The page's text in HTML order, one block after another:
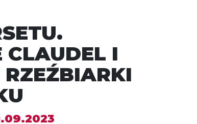
CLAUDEL I
RZEŹBIARKI